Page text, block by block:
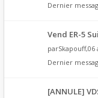
Dernier
Vend ER-5
parSkapouff,06
Dernier
[ANNULE]